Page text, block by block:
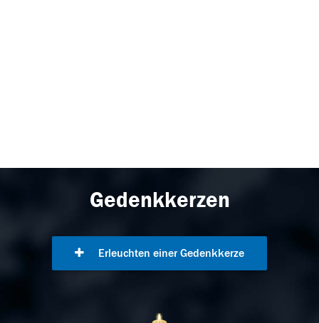
Gedenkkerzen
Erleuchten einer Gedenkkerze